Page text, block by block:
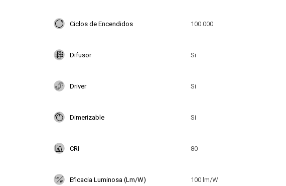
Ciclos de Encendidos 100.000
Difusor Si
Driver Si
Dimerizable Si
CRI 80
Eficacia Luminosa (Lm/W) 100 lm/W